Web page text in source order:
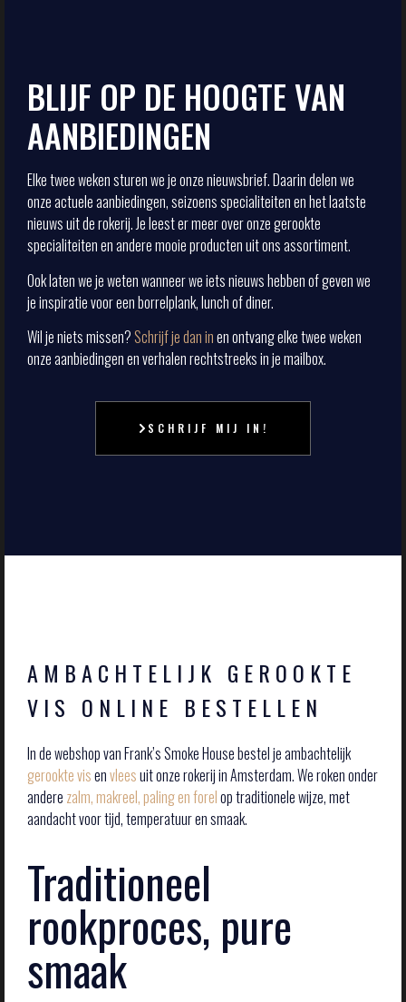
BLIJF OP DE HOOGTE VAN
AANBIEDINGEN
Elke twee weken sturen we je onze nieuwsbrief. Daarin delen we
onze actuele aanbiedingen, seizoens specialiteiten en het laatste
nieuws uit de rokerij. Je leest er meer over onze gerookte
specialiteiten en andere mooie producten uit ons assortiment.
Ook laten we je weten wanneer we iets nieuws hebben of geven we
je inspiratie voor een borrelplank, lunch of diner.
Wil je niets missen?Schrijf je dan inen ontvang elke twee weken
onze aanbiedingen en verhalen rechtstreeks in je mailbox.
SCHRIJF MIJ IN!
AMBACHTELIJK GEROOKTE
VIS ONLINE BESTELLEN
In de webshop van Frank’s Smoke House bestel je ambachtelijk
gerookte visenvleesuit onze rokerij in Amsterdam. We roken onder
andere zalm, makreel, paling en forelop traditionele wijze, met
aandacht voor tijd, temperatuur en smaak.
Traditioneel
rookproces, pure
smaak